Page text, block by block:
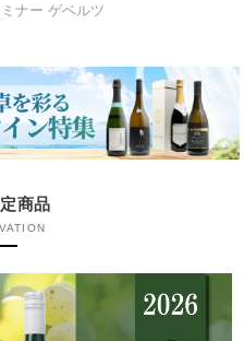
ナー ゲベルツ
商品